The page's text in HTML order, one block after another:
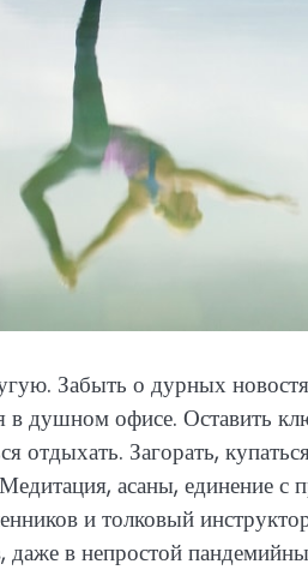
Забыть о дурных
душном офисе. Оставить
отдыхать. Загорать,
асаны, единение
и толковый
даже в непростой